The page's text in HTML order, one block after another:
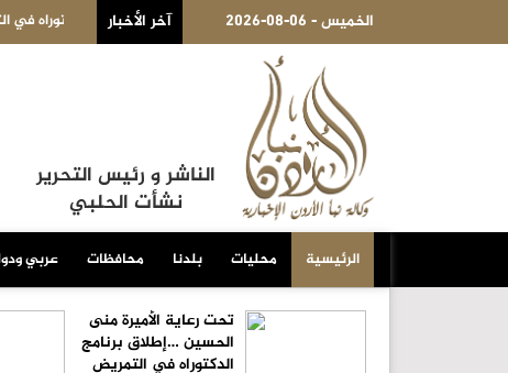
2026-08-06 - الخميس آخر الأخبار
…إطلاق برنامج الدكتوراه في التمريض بجامعة العلوم والتكنولوجيا تمديد
الناشر و رئيس التحرير
نشأت الحلبي
الرئيسية محليات بلدنا محافظات عربي
تحت رعاية الأميرة منى
الحسين …إطلاق برنامج
الدكتوراه في التمريض